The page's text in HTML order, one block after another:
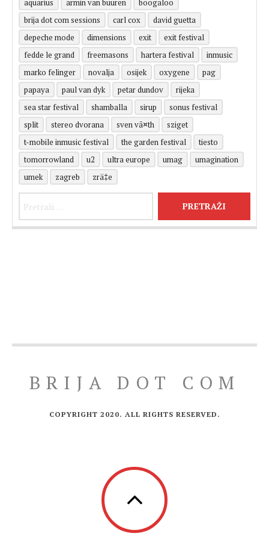
aquarius
armin van buuren
boogaloo
brija dot com sessions
carl cox
david guetta
depeche mode
dimensions exit
exit festival
fedde le grand
freemasons hartera festival
inmusic
marko felinger
novalja osijek oxygene
pag
papaya
paul van dyk petar dundov
rijeka
sea star festival
shamballa sirup
sonus festival
split
stereo dvorana sven vã¤th
sziget
t-mobile inmusic festival
the garden festival
tiesto
tomorrowland
u2 ultra europe umag
umagination
umek
zagreb zrä‡e
BRIJA DOT COM
COPYRIGHT 2020. ALL RIGHTS RESERVED.